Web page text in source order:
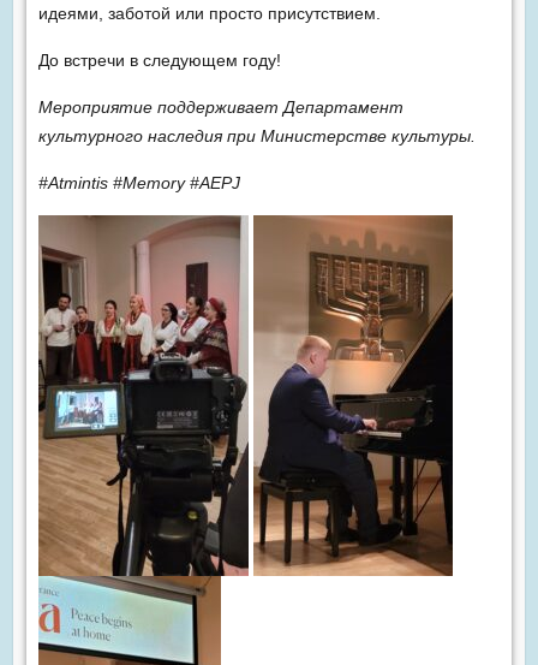
идеями, заботой или просто присутствием.
До встречи в следующем году!
Мероприятие поддерживает Департамент
культурного наследия при Министерстве культуры.
#Atmintis #Memory #AEPJ